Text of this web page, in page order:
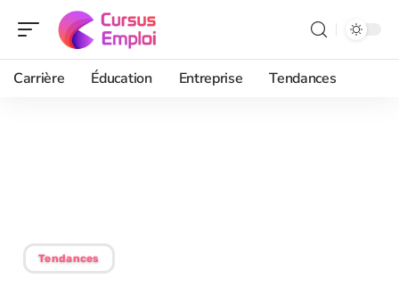
Carrière Éducation Entreprise Tendances
Tendances